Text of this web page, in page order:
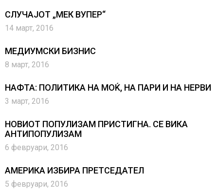
СЛУЧАЈОТ „МЕК ВУПЕР“
14 март, 2016
МЕДИУМСКИ БИЗНИС
8 март, 2016
НАФТА: ПОЛИТИКА НА МОЌ, НА ПАРИ И НА НЕРВИ
3 март, 2016
НОВИОТ ПОПУЛИЗАМ ПРИСТИГНА. СЕ ВИКА
АНТИПОПУЛИЗАМ
6 февруари, 2016
АМЕРИКА ИЗБИРА ПРЕТСЕДАТЕЛ
5 февруари, 2016